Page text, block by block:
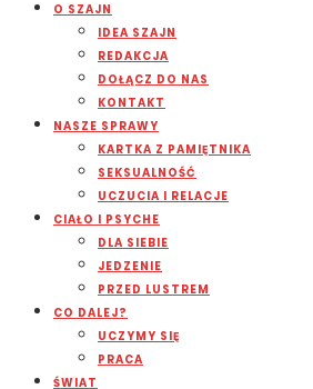
O SZAJN
IDEA SZAJN
REDAKCJA
DOŁĄCZ DO NAS
KONTAKT
NASZE SPRAWY
KARTKA Z PAMIĘTNIKA
SEKSUALNOŚĆ
UCZUCIA I RELACJE
CIAŁO I PSYCHE
DLA SIEBIE
JEDZENIE
PRZED LUSTREM
CO DALEJ?
UCZYMY SIĘ
PRACA
ŚWIAT